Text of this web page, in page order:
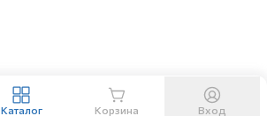
Каталог Корзина Вход